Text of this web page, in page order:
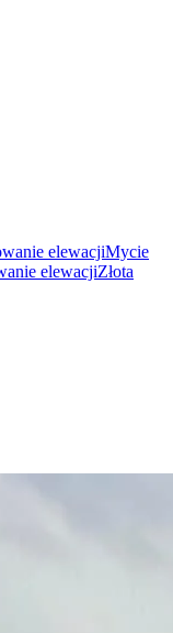
elewacjiMycie
elewacjiZłota